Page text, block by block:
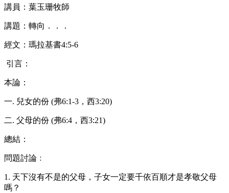
講員：葉玉珊牧師
講題：轉向．．．
經文：瑪拉基書4:5-6
 引言：
本論：
一. 兒女的份 (弗6:1-3，西3:20)
二. 父母的份 (弗6:4，西3:21)
總結：
問題討論﹕
1. 天下沒有不是的父母，子女一定要千依百順才是孝敬父母
嗎？